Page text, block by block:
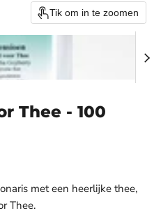
Tik om in te zoomen
Thee - 100
met een heerlijke thee,
Thee.